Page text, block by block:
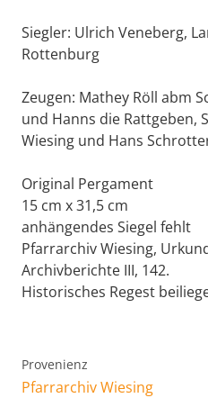
Siegler: Ulrich Veneberg,
Rottenburg
Zeugen: Mathey Röll abm
und Hanns die Rattgeben,
Wiesing und Hans
Original Pergament
15 cm x 31,5 cm
anhängendes Siegel fehlt
Pfarrarchiv Wiesing,
Archivberichte III, 142.
Historisches Regest
Provenienz
Pfarrarchiv Wiesing